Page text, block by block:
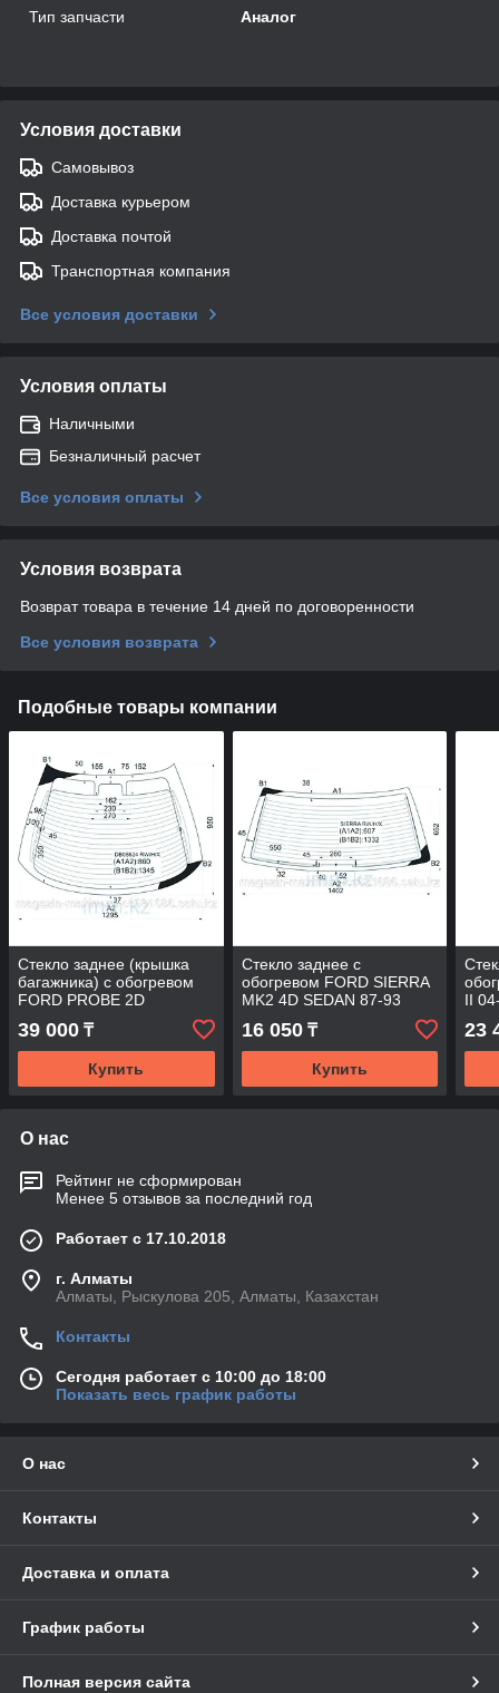
Тип запчасти
Аналог
Условия доставки
Самовывоз
Доставка курьером
Доставка почтой
Транспортная компания
Все условия доставки
Условия оплаты
Наличными
Безналичный расчет
Все условия оплаты
Условия возврата
Возврат товара в течение 14 дней по договоренности
Все условия возврата
Подобные товары компании
Стекло заднее (крышка
багажника) с обогревом
FORD PROBE 2D
HATCHBACK 93-
39 000 ₸
Купить
Стекло заднее с
обогревом FORD SIERRA
MK2 4D SEDAN 87-93
16 050₸
Купить
II
23
О нас
Рейтинг не сформирован
Менее 5 отзывов за последний год
Работает с 17.10.2018
г. Алматы
Алматы, Рыскулова 205, Алматы, Казахстан
Контакты
Сегодня работает с 10:00 до 18:00
Показать весь график работы
О нас
Контакты
Доставка и оплата
График работы
Полная версия сайта